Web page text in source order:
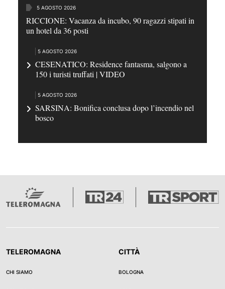
5 AGOSTO 2026
RICCIONE: Vacanza da incubo, 90 ragazzi stipati in
un hotel da 36 posti
5 AGOSTO 2026
CESENATICO: Residence fantasma, salgono a
150 i turisti truffati | VIDEO
5 AGOSTO 2026
SARSINA: Bonifica conclusa dopo l’incendio nel
bosco
TELEROMAGNA
CHI SIAMO
CITTÀ
BOLOGNA